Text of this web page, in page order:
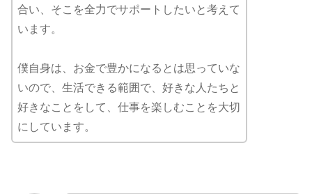
合い、そこを全力でサポートしたいと考えて
います。
僕自身は、お金で豊かになるとは思っていな
いので、生活できる範囲で、好きな人たちと
好きなことをして、仕事を楽しむことを大切
にしています。